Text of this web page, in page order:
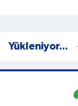
Yükleniyor...